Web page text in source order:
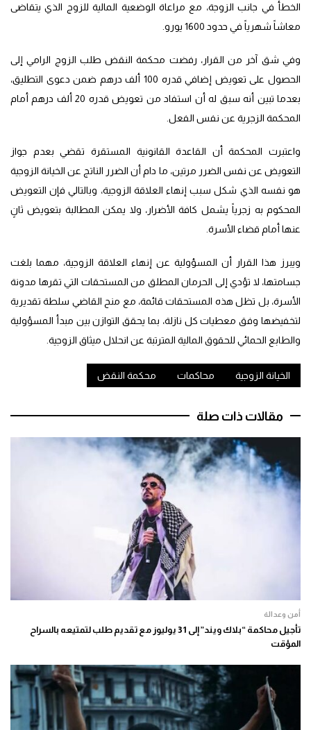
الخطأ في جانب الزوجة، مع مراعاة الوضعية المالية للزوج الذي يتقاضى
معاشاً شهرياً في حدود 1600 يورو.
وفي شق آخر من القرار، رفضت محكمة النقض طلب الزوج الرامي إلى
الحصول على تعويض إضافي قدره 100 ألف درهم ضمن دعوى التطليق،
بعدما تبين أنه سبق له أن استفاد من تعويض قدره 20 ألف درهم أمام
المحكمة الزجرية عن نفس الفعل.
واعتبرت المحكمة أن القاعدة القانونية المستقرة تقضي بعدم جواز
التعويض عن نفس الضرر مرتين، ما دام أن الضرر الناتج عن الخيانة الزوجية
هو نفسه الذي شكل سبب إنهاء العلاقة الزوجية، وبالتالي فإن التعويض
المحكوم به زجرياً يشمل كافة الأضرار، ولا يمكن المطالبة بتعويض ثانٍ
عنها أمام قضاء الأسرة.
ويبرز هذا القرار أن المسؤولية عن إنهاء العلاقة الزوجية، مهما بلغت
جسامتها، لا تؤدي إلى الحرمان المطلق من المستحقات التي تقرها مدونة
الأسرة، بل تظل هذه المستحقات قائمة، مع منح القاضي سلطة تقديرية
لتخفيضها وفق معطيات كل نازلة، بما يحقق التوازن بين مبدأ المسؤولية
والطابع الحمائي للحقوق المالية المترتبة عن انحلال ميثاق الزوجية.
الخيانة الزوجية محاكمات محكمة النقض
مقالات ذات صلة
أمن وعدالة
تأجيل محاكمة “بلاك ويند” إلى 31 يوليوز مع تقديم طلب لتمتيعه بالسراح
المؤقت